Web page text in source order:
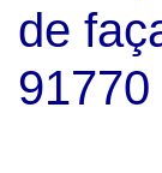
de
91770